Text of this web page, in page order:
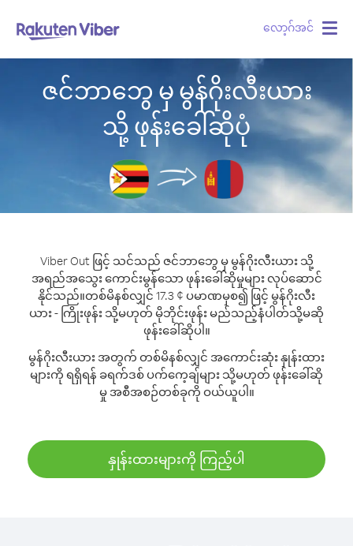
လော့ဂ်အင်
ဇင်ဘာဘွေ မှ မွန်ဂိုးလီးယား
သို့ ဖုန်းခေါ်ဆိုပုံ
Viber Out ဖြင့် သင်သည် ဇင်ဘာဘွေ မှ မွန်ဂိုးလီးယား သို့
အရည်အသွေး ကောင်းမွန်သော ဖုန်းခေါ်ဆိုမှုများ လုပ်ဆောင်
နိုင်သည်။တစ်မိနစ်လျှင် 17.3 ¢ ပမာဏမှစ၍ ဖြင့် မွန်ဂိုးလီး
ယား - ကြိုးဖုန်း သို့မဟုတ် မိုဘိုင်းဖုန်း မည်သည့်နံပါတ်သို့မဆို
ဖုန်းခေါ်ဆိုပါ။
မွန်ဂိုးလီးယား အတွက် တစ်မိနစ်လျှင် အကောင်းဆုံး နှုန်းထား
များကို ရရှိရန် ခရက်ဒစ် ပက်ကေ့ချ်များ သို့မဟုတ် ဖုန်းခေါ်ဆို
မှု အစီအစဉ်တစ်ခုကို ဝယ်ယူပါ။
နှုန်းထားများကို ကြည့်ပါ